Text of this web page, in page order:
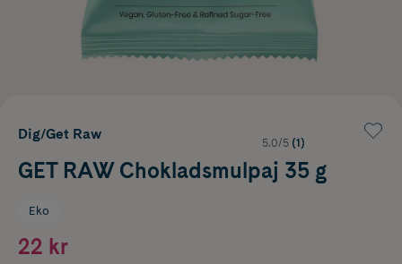
Dig/Get Raw
5.0/5 (1)
GET RAW Chokladsmulpaj 35 g
Eko
22 kr